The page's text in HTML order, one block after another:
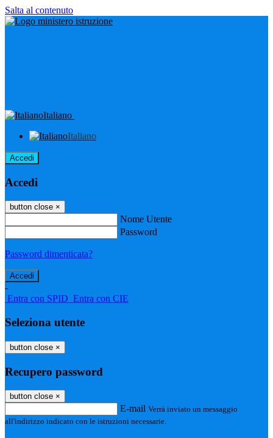
Salta al contenuto
Italiano
Italiano
Accedi
Accedi
button close ×
Nome Utente
Password
Password dimenticata?
-
Entra con SPID Entra con CIE
Seleziona utente
button close ×
Recupero password
button close ×
E-mail Verrà inviato un messaggio
all'indirizzo indicato con le istruzioni necessarie.